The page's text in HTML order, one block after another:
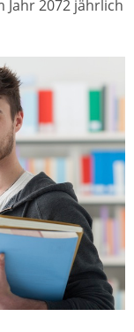
Jahr 2072 jährlich